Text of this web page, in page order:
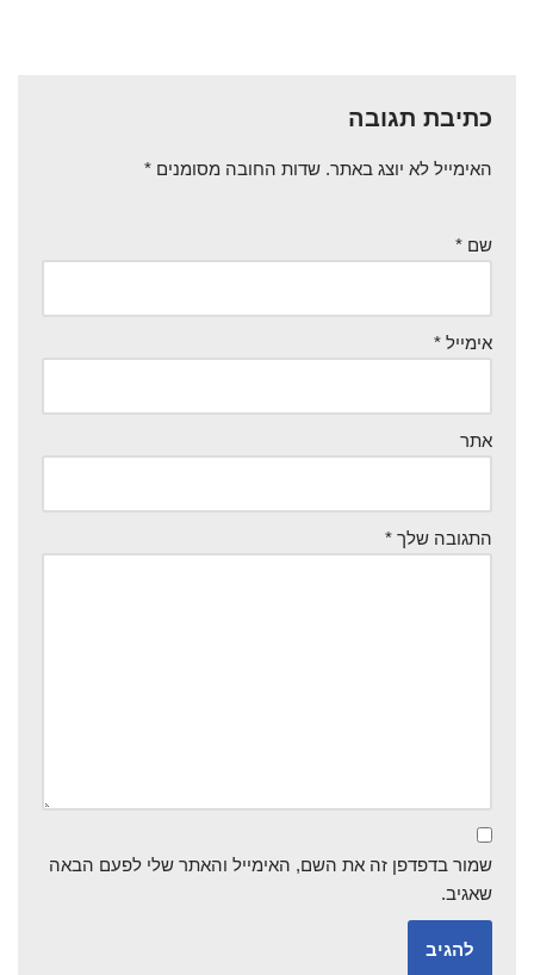
כתיבת תגובה
האימייל לא יוצג באתר. שדות החובה מסומנים *
שם *
אימייל *
אתר
התגובה שלך *
שמור בדפדפן זה את השם, האימייל והאתר שלי לפעם הבאה
שאגיב.